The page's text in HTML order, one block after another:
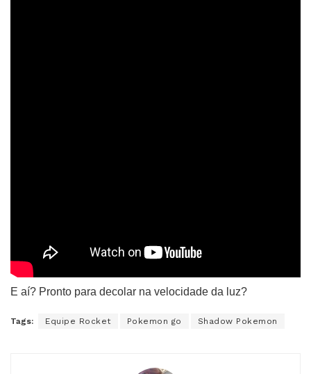
E aí? Pronto para decolar na velocidade da luz?
Tags: Equipe Rocket Pokemon go Shadow Pokemon